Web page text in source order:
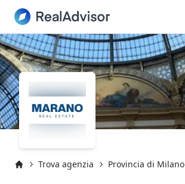
Trova agenzia Provincia di Milano